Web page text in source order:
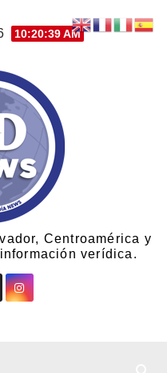
10:20:40 AM
Centroamérica y
verídica.